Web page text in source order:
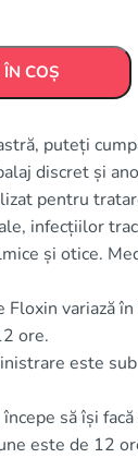
COȘ
puteți
discret și
pentru
infecțiilor
și otice.
Floxin variază
ore.
este
să își
este de 12